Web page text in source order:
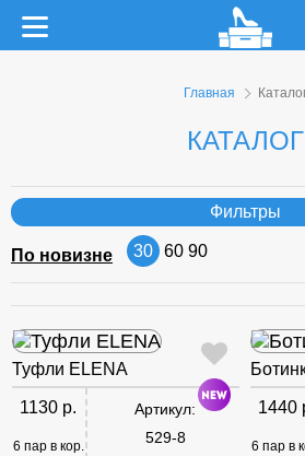
Главная
КАТАЛОГ
Фильтры
По новизне 30 60 90
Туфли ELENA
1130 р.
6 пар в кор.
Артикул:
529-8
1440
6 пар в